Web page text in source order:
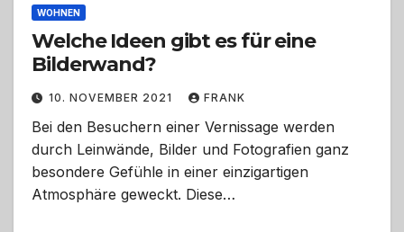
WOHNEN
Welche Ideen gibt es für eine
Bilderwand?
10. NOVEMBER 2021 FRANK
Bei den Besuchern einer Vernissage werden
durch Leinwände, Bilder und Fotografien ganz
besondere Gefühle in einer einzigartigen
Atmosphäre geweckt. Diese…